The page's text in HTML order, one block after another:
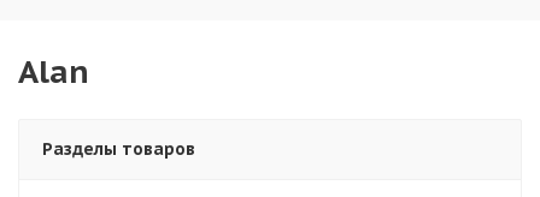
Alan
Разделы товаров